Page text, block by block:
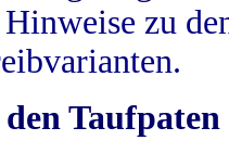
zu
Taufpaten